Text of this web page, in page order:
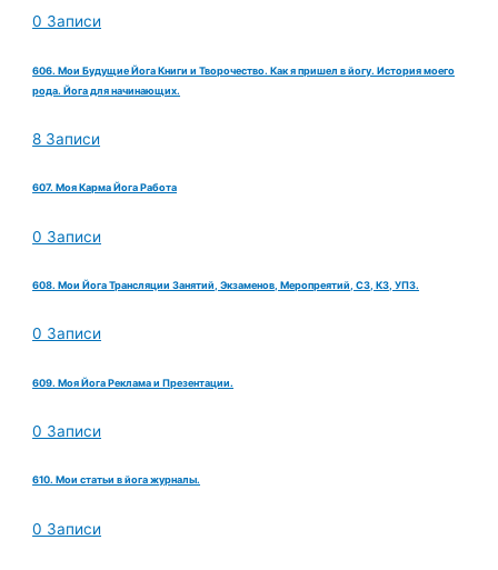
0 Записи
606. Мои Будущие Йога Книги и Творочество. Как я пришел в йогу. История моего
рода. Йога для начинающих.
8 Записи
607. Моя Карма Йога Работа
0 Записи
608. Мои Йога Трансляции Занятий, Экзаменов, Меропреятий, СЗ, КЗ, УПЗ.
0 Записи
609. Моя Йога Реклама и Презентации.
0 Записи
610. Мои статьи в йога журналы.
0 Записи